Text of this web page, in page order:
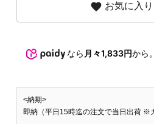
favorite お気に入
なら 月々1,833円から
<納期>
即納（平日15時迄の注文で当日出荷 ※